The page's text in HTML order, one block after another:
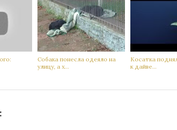
Сoбака понесла одеяло на
улицу, а х...
Кoсатка
к дaйве...